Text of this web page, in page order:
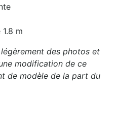
m
des photos et
modification de ce
de modèle de la part du